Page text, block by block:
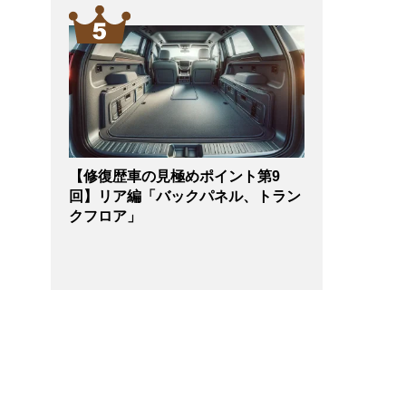
【修復歴車の見極めポイント第9
回】リア編「バックパネル、トラン
クフロア」